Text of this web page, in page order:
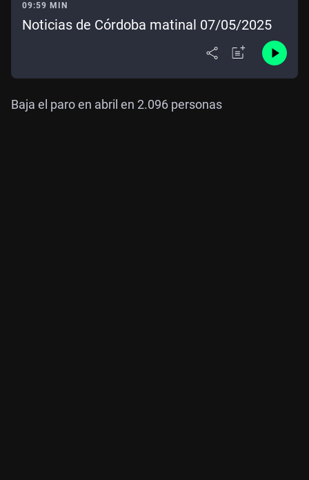
09:59 MIN
Noticias de Córdoba matinal 07/05/2025
Baja el paro en abril en 2.096 personas